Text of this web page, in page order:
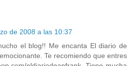
de 2008 a las 10:37
el blog!! Me encanta El diario de
Te recomiendo que entres